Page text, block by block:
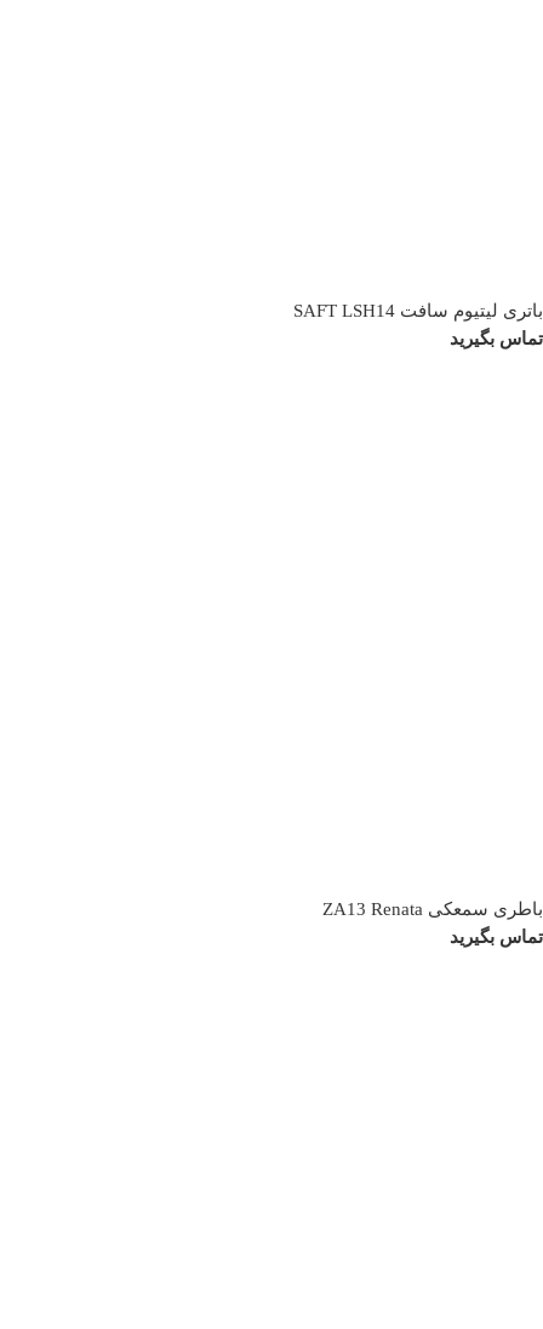
باتری لیتیوم سافت SAFT LSH14
تماس بگیرید
باطری سمعکی ZA13 Renata
تماس بگیرید